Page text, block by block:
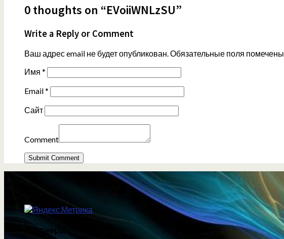
0 thoughts on “EVoiiWNLzSU”
Write a Reply or Comment
Ваш адрес email не будет опубликован.Обязательные поля помечены
Имя *
Email*
Сайт
Comment
партнёры